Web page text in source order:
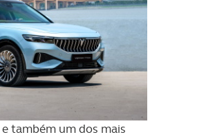
e também um dos mais